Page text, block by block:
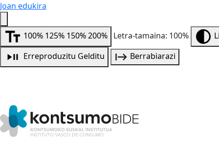
Joan edukira
100% 125% 150%200% Letra-tamaina: 100%
Erreproduzitu Gelditu Berrabiarazi